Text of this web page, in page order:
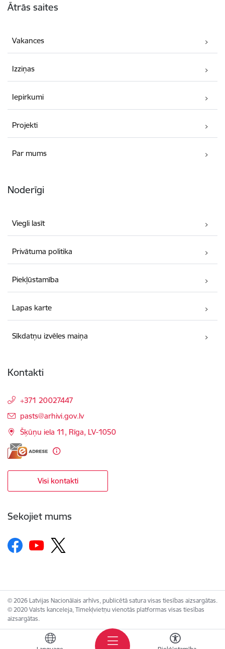
Ātrās saites
Vakances
Izziņas
Iepirkumi
Projekti
Par mums
Noderīgi
Viegli lasīt
Privātuma politika
Piekļūstamība
Lapas karte
Sīkdatņu izvēles maiņa
Kontakti
+371 20027447
E-pasts:
pasts@arhivi.gov.lv
Šķūņu iela 11, Rīga, LV-1050
Visi kontakti
Sekojiet mums
© 2026 Latvijas Nacionālais arhīvs, publicētā satura visas tiesības aizsargātas.
© 2020 Valsts kanceleja, Tīmekļvietņu vienotās platformas visas tiesības
aizsargātas.